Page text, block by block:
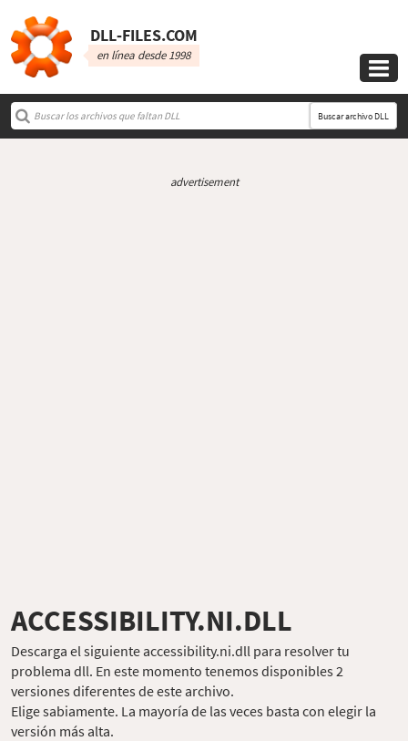
DLL‑FILES.COM
en línea desde 1998

Buscar archivo DLL
advertisement
ACCESSIBILITY.NI.DLL
Descarga el siguiente accessibility.ni.dll para resolver tu
problema dll. En este momento tenemos disponibles 2
versiones diferentes de este archivo.
Elige sabiamente. La mayoría de las veces basta con elegir la
versión más alta.